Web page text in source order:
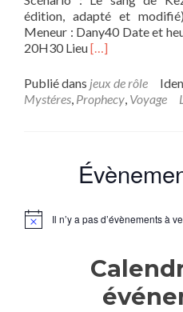
édition, adapté et
Meneur : Dany40 Date et
20H30 LieuEn
plus
sur[One
shot]
soufflent
les
[…]
Publié dans jeux de rôle
Mystéres, Prophecy, Voyage
Notice Il n’y a pas d’évènements à